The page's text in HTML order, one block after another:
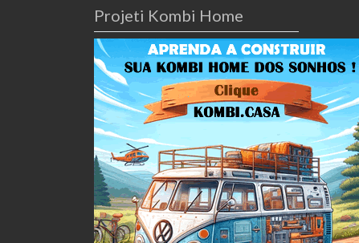
Projeti Kombi Home